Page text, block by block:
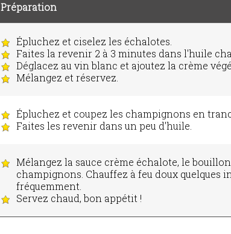
Préparation
Épluchez et ciselez les échalotes.
Faites la revenir 2 à 3 minutes dans l'huile
Déglacez au vin blanc et ajoutez la crème
Mélangez et réservez.
Épluchez et coupez les champignons en
Faites les revenir dans un peu d'huile.
Mélangez la sauce crème échalote, le
champignons. Chauffez à feu doux quelques
fréquemment.
Servez chaud, bon appétit !